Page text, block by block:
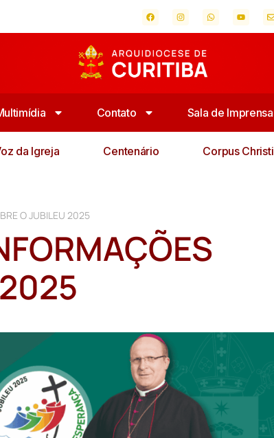
Contato Sala de Imprensa
da Igreja Centenário Corpus Christi
O JUBILEU 2025